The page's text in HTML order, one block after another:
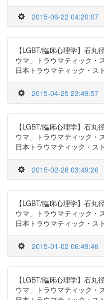
2015-06-22 04:20:07
【LGBT/臨床心理学】石丸
ウマ」トラウマティック・
日本トラウマティック・ス
2015-04-25 23:49:57
【LGBT/臨床心理学】石丸
ウマ」トラウマティック・
日本トラウマティック・ス
2015-02-28 03:49:26
【LGBT/臨床心理学】石丸
ウマ」トラウマティック・
日本トラウマティック・ス
2015-01-02 06:49:46
【LGBT/臨床心理学】石丸
ウマ」トラウマティック・